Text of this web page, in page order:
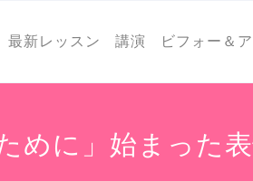
最新レッスン 講演 ビフォー＆
めに」始まった